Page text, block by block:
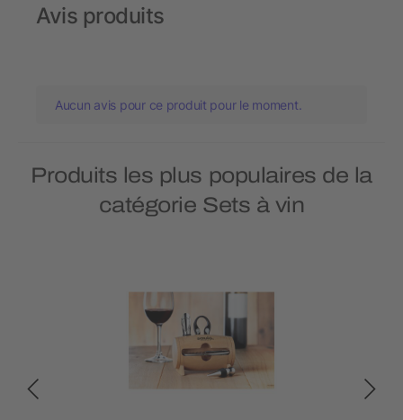
Avis produits
Aucun avis pour ce produit pour le moment.
Produits les plus populaires de la
catégorie Sets à vin